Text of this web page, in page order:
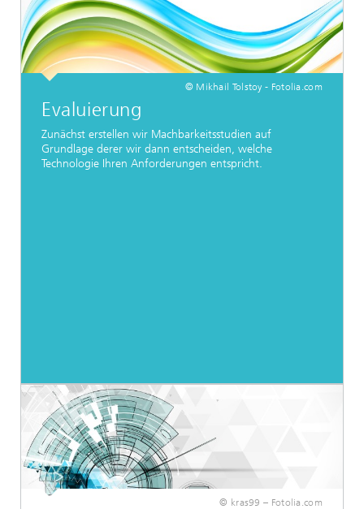
© Mikhail Tolstoy - Fotolia.com
Evaluierung
Zunächst erstellen wir Machbarkeitsstudien auf
Grundlage derer wir dann entscheiden, welche
Technologie Ihren Anforderungen entspricht.
© kras99 – Fotolia.com